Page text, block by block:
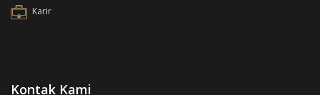
Karir
Kontak Kami